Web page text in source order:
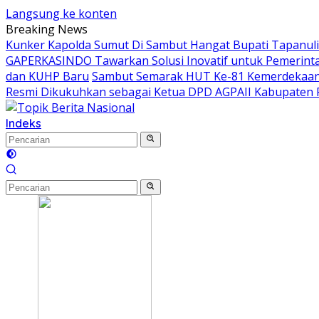
Langsung ke konten
Breaking News
Kunker Kapolda Sumut Di Sambut Hangat Bupati
GAPERKASINDO Tawarkan Solusi Inovatif untuk
dan KUHP Baru Sambut Semarak HUT Ke-81
Resmi Dikukuhkan sebagai Ketua DPD AGPAII Kabupaten
Indeks